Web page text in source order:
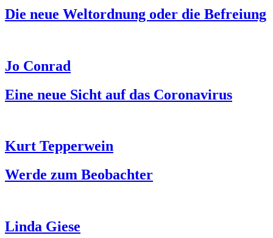
Die neue Weltordnung oder die Befreiung
Jo Conrad
Eine neue Sicht auf das Coronavirus
Kurt Tepperwein
Werde zum Beobachter
Linda Giese